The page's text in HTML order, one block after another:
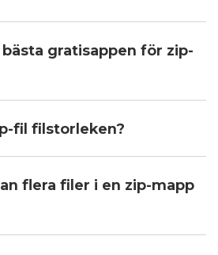
gratisappen för zip-
fil filstorleken?
flera filer i en zip-mapp